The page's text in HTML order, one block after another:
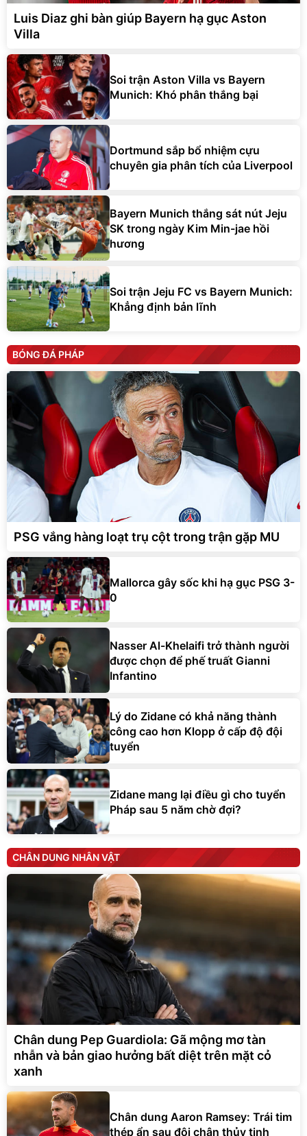
Luis Diaz ghi bàn giúp Bayern hạ gục Aston
Villa
Soi trận Aston Villa vs Bayern
Munich: Khó phân thắng bại
Dortmund sắp bổ nhiệm cựu
chuyên gia phân tích của Liverpool
Bayern Munich thắng sát nút Jeju
SK trong ngày Kim Min-jae hồi
hương
Soi trận Jeju FC vs Bayern Munich:
Khẳng định bản lĩnh
BÓNG ĐÁ PHÁP
PSG vắng hàng loạt trụ cột trong trận gặp MU
Mallorca gây sốc khi hạ gục PSG 3-
0
Nasser Al-Khelaifi trở thành người
được chọn để phế truất Gianni
Infantino
Lý do Zidane có khả năng thành
công cao hơn Klopp ở cấp độ đội
tuyển
Zidane mang lại điều gì cho tuyển
Pháp sau 5 năm chờ đợi?
CHÂN DUNG NHÂN VẬT
Chân dung Pep Guardiola: Gã mộng mơ tàn
nhẫn và bản giao hưởng bất diệt trên mặt cỏ
xanh
Chân dung Aaron Ramsey: Trái tim
thép ẩn sau đôi chân thủy tinh